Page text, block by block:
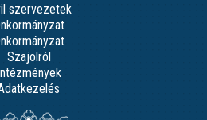
szervezetek
Szajolról